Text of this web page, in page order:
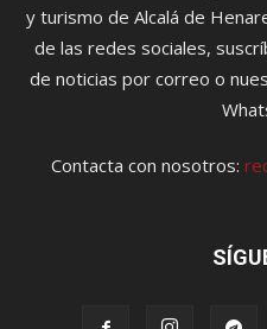
y turismo de Alcalá de
de las redes sociales,
de noticias por correo o
Contacta con nosotros: